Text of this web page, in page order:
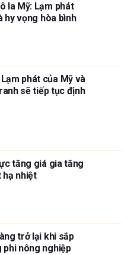
la Mỹ: Lạm phát
hy vọng hòa bình
phát của Mỹ và
sẽ tiếp tục định
tăng giá gia tăng
hạ nhiệt
trở lại khi sắp
phi nông nghiệp